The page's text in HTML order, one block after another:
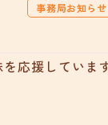
事務局お知らせ